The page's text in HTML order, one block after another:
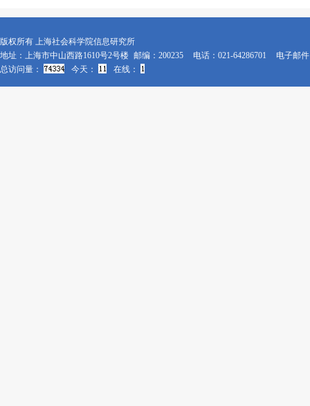
版权所有 上海社会科学院信息研究所
地址：上海市中山西路1610号2号楼 邮编：200235 电话：021-64286701
电子邮件
总访问量：
今天： 在线：